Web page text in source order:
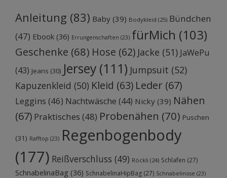
Anleitung (83) Baby (39) Bodykleid (25) Bündchen
(47) Ebook (36) Errungenschaften (23) fürMich (103)
Geschenke (68) Hose (62) Jacke (51) JaWePu
(43) Jeans (30) Jersey (111) Jumpsuit (52)
Kapuzenkleid (50) Kleid (63) Leder (67)
Leggins (46) Nachtwäsche (44) Nicky (39) Nähen
(67) Praktisches (48) Probenähen (70) Puschen
(31) Rafftop (23) Regenbogenbody
(177) Reißverschluss (49) Röckli (24) Schlafen (27)
SchnabelinaBag (36) SchnabelinaHipBag (27) Schnabelinose (23)